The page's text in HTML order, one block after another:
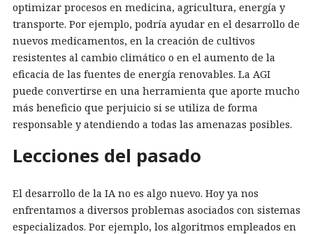
optimizar procesos en medicina, agricultura, energía y
transporte. Por ejemplo, podría ayudar en el desarrollo de
nuevos medicamentos, en la creación de cultivos
resistentes al cambio climático o en el aumento de la
eficacia de las fuentes de energía renovables. La AGI
puede convertirse en una herramienta que aporte mucho
más beneficio que perjuicio si se utiliza de forma
responsable y atendiendo a todas las amenazas posibles.
Lecciones del pasado
El desarrollo de la IA no es algo nuevo. Hoy ya nos
enfrentamos a diversos problemas asociados con sistemas
especializados. Por ejemplo, los algoritmos empleados en